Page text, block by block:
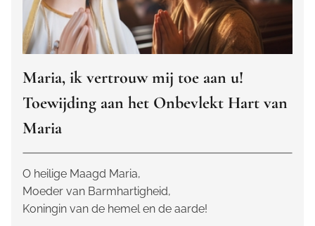
Maria, ik vertrouw mij toe aan u!
Toewijding aan het Onbevlekt Hart van
Maria
O heilige Maagd Maria,
Moeder van Barmhartigheid,
Koningin van de hemel en de aarde!